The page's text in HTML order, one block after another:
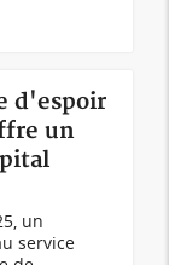
d'espoir
un
un
service